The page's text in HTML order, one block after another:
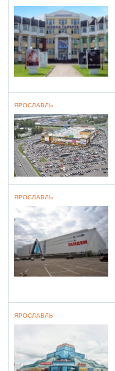
ЯРОСЛАВЛЬ
ЯРОСЛАВЛЬ
ЯРОСЛАВЛЬ